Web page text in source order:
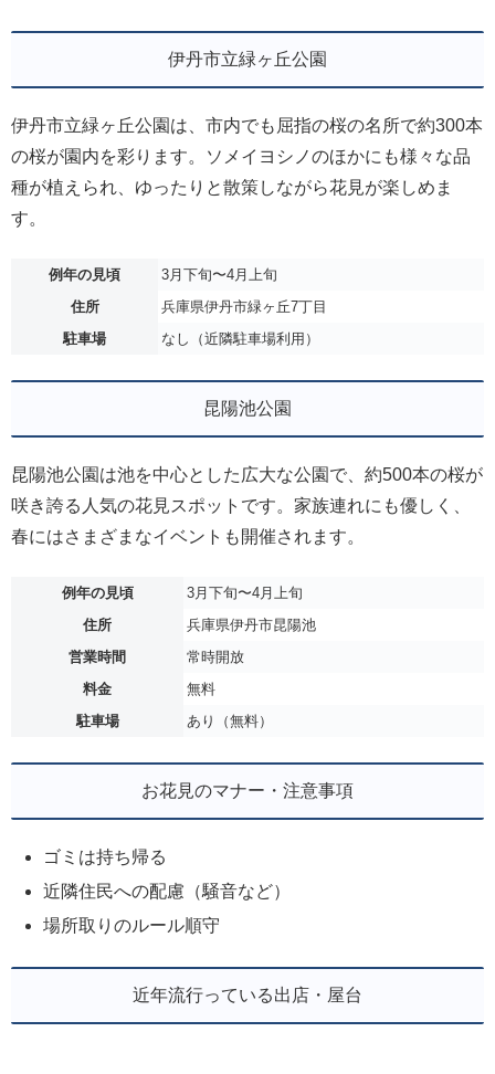
伊丹市立緑ヶ丘公園
伊丹市立緑ヶ丘公園は、市内でも屈指の桜の名所で約300本
の桜が園内を彩ります。ソメイヨシノのほかにも様々な品
種が植えられ、ゆったりと散策しながら花見が楽しめま
す。
例年の見頃
3月下旬〜4月上旬
住所
兵庫県伊丹市緑ヶ丘7丁目
駐車場
なし（近隣駐車場利用）
昆陽池公園
昆陽池公園は池を中心とした広大な公園で、約500本の桜が
咲き誇る人気の花見スポットです。家族連れにも優しく、
春にはさまざまなイベントも開催されます。
例年の見頃
3月下旬〜4月上旬
住所
兵庫県伊丹市昆陽池
営業時間
常時開放
料金
無料
駐車場
あり（無料）
お花見のマナー・注意事項
ゴミは持ち帰る
近隣住民への配慮（騒音など）
場所取りのルール順守
近年流行っている出店・屋台